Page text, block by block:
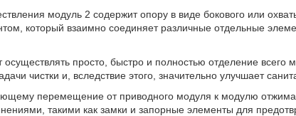
модуль 2 содержит опору в виде бокового или
который взаимно соединяет различные отдельные
осуществлять просто, быстро и полностью отделение всего
чистки и, вследствие этого, значительно улучшает
перемещение от приводного модуля к модулю
такими как замки и запорные элементы для